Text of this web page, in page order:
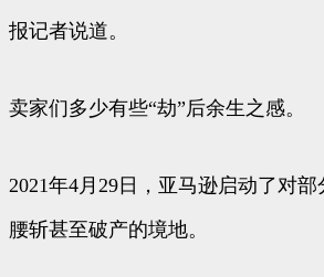
报记者说道。
卖家们多少有些“劫”后余生之感。
2021年4月29日，亚马逊启动了对
腰斩甚至破产的境地。